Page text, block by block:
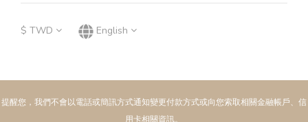
$ TWD English
提醒您，我們不會以電話或簡訊方式通知變更付款方式或向您索取相關金融帳戶、信
用卡相關資訊。